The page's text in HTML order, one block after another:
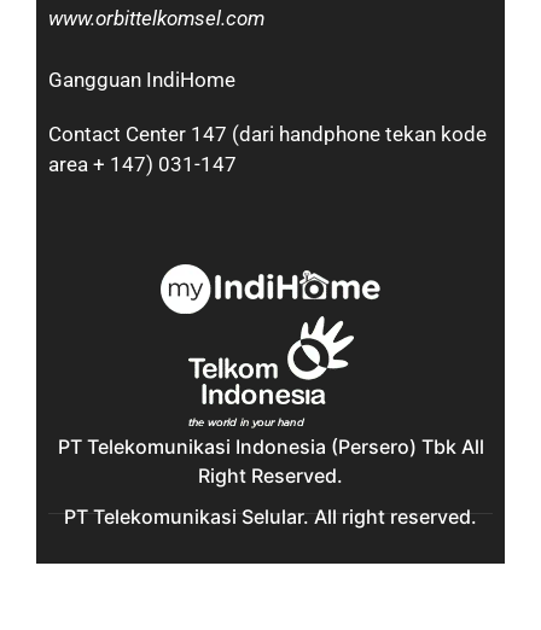
www.orbittelkomsel.com
Gangguan IndiHome
Contact Center 147 (dari handphone tekan kode
area + 147) 031-147
PT Telekomunikasi Indonesia (Persero) Tbk All
Right Reserved.
PT Telekomunikasi Selular. All right reserved.